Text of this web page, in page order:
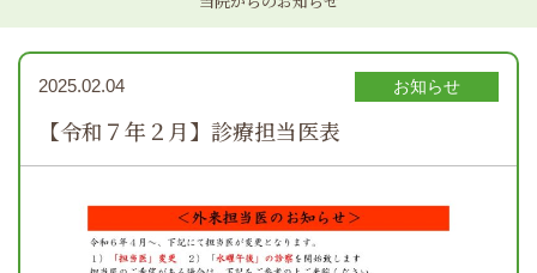
2025.02.04 お知らせ
【令和７年２月】診療担当医表